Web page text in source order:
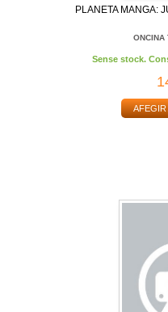
PLANETA MANGA:
ONCINA
Sense stock.
AFEGIR